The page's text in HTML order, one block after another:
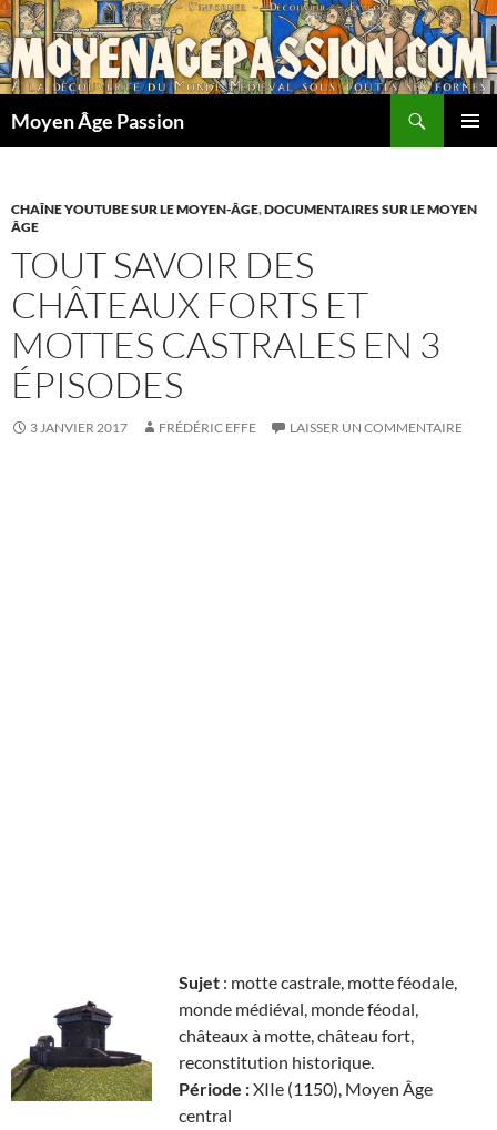
Aller
au
contenu
Moyen Âge Passion
CHAÎNE YOUTUBE SUR LE MOYEN-ÂGE,DOCUMENTAIRES SUR LE MOYEN
ÂGE
TOUT SAVOIR DES
CHÂTEAUX FORTS ET
MOTTES CASTRALES EN 3
ÉPISODES
3 JANVIER 2017 FRÉDÉRIC EFFE LAISSER UN COMMENTAIRE
Sujet : motte castrale, motte féodale,
monde médiéval, monde féodal,
châteaux à motte, château fort,
reconstitution historique.
Période :XIIe (1150), Moyen Âge
central